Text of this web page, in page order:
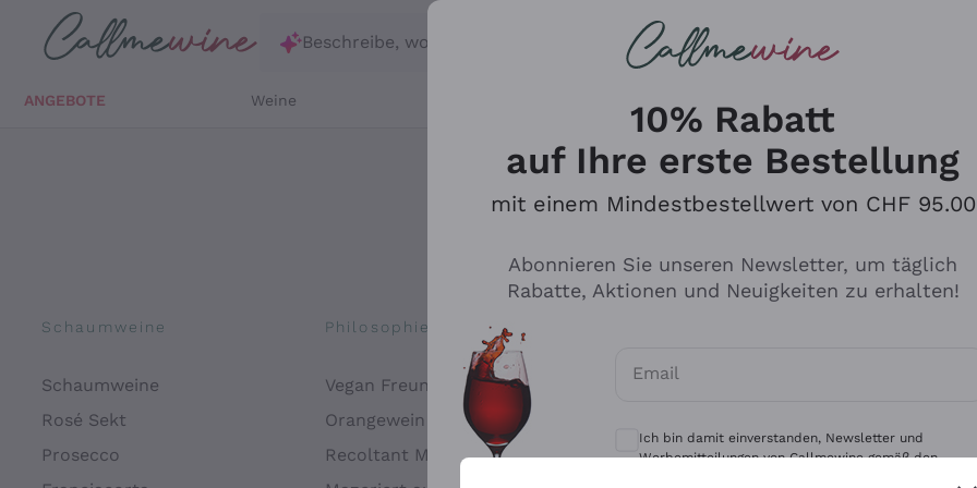
Zum Hauptinhalt springen
Beschreibe, wonach du suchst
ANGEBOTE Weine
Schaumweine
Schaumweine
Rosé Sekt
Prosecco
Philosophien
Vegan Freundlich
Orangewein
Recoltant Manipulant
Antinori
Ca' del Bosco
Gavi
10% Rabatt
auf Ihre erste Bestellung
mit einem Mindestbestellwert von CHF 95.00
Abonnieren Sie unseren Newsletter, um täglich
Rabatte, Aktionen und Neuigkeiten zu erhalten!
Email
Optionale Einwilligungen zum Erhalt von
Ich bin damit einverstanden, Newsletter und
Werbemitteilungen von Callmewine gemäß den -